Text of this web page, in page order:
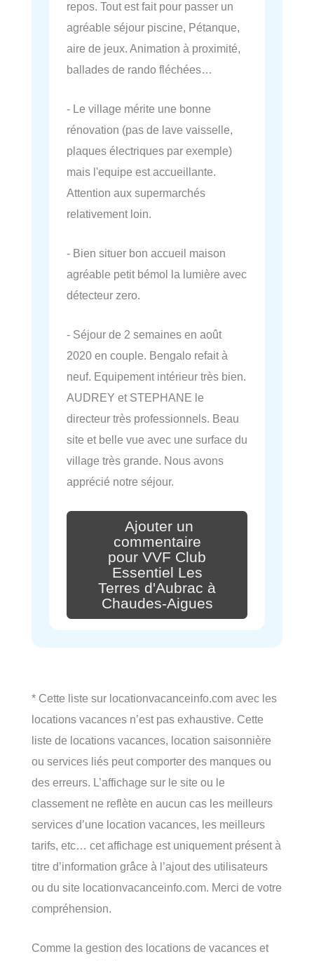
repos. Tout est fait pour passer un
agréable séjour piscine, Pétanque,
aire de jeux. Animation à proximité,
ballades de rando fléchées…
- Le village mérite une bonne
rénovation (pas de lave vaisselle,
plaques électriques par exemple)
mais l'equipe est accueillante.
Attention aux supermarchés
relativement loin.
- Bien situer bon accueil maison
agréable petit bémol la lumière avec
détecteur zero.
- Séjour de 2 semaines en août
2020 en couple. Bengalo refait à
neuf. Equipement intérieur très bien.
AUDREY et STEPHANE le
directeur très professionnels. Beau
site et belle vue avec une surface du
village très grande. Nous avons
apprécié notre séjour.
Ajouter un
commentaire
pour VVF Club
Essentiel Les
Terres d'Aubrac à
Chaudes-Aigues
* Cette liste sur locationvacanceinfo.com avec les
locations vacances n’est pas exhaustive. Cette
liste de locations vacances, location saisonnière
ou services liés peut comporter des manques ou
des erreurs. L’affichage sur le site ou le
classement ne reflète en aucun cas les meilleurs
services d’une location vacances, les meilleurs
tarifs, etc… cet affichage est uniquement présent à
titre d’information grâce à l’ajout des utilisateurs
ou du site locationvacanceinfo.com. Merci de votre
compréhension.
Comme la gestion des locations de vacances et